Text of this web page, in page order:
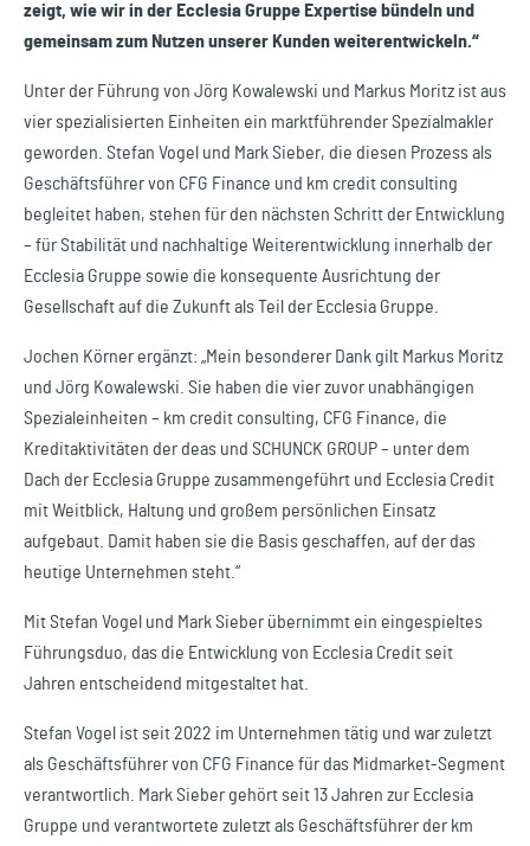
zeigt, wie wir in der Ecclesia Gruppe Expertise bündeln und
gemeinsam zum Nutzen unserer Kunden weiterentwickeln.“
Unter der Führung von Jörg Kowalewski und Markus Moritz ist aus
vier spezialisierten Einheiten ein marktführender Spezialmakler
geworden. Stefan Vogel und Mark Sieber, die diesen Prozess als
Geschäftsführer von CFG Finance und km credit consulting
begleitet haben, stehen für den nächsten Schritt der Entwicklung
– für Stabilität und nachhaltige Weiterentwicklung innerhalb der
Ecclesia Gruppe sowie die konsequente Ausrichtung der
Gesellschaft auf die Zukunft als Teil der Ecclesia Gruppe.
Jochen Körner ergänzt: „Mein besonderer Dank gilt Markus Moritz
und Jörg Kowalewski. Sie haben die vier zuvor unabhängigen
Spezialeinheiten – km credit consulting, CFG Finance, die
Kreditaktivitäten der deas und SCHUNCK GROUP – unter dem
Dach der Ecclesia Gruppe zusammengeführt und Ecclesia Credit
mit Weitblick, Haltung und großem persönlichen Einsatz
aufgebaut. Damit haben sie die Basis geschaffen, auf der das
heutige Unternehmen steht.“
Mit Stefan Vogel und Mark Sieber übernimmt ein eingespieltes
Führungsduo, das die Entwicklung von Ecclesia Credit seit
Jahren entscheidend mitgestaltet hat.
Stefan Vogel ist seit 2022 im Unternehmen tätig und war zuletzt
als Geschäftsführer von CFG Finance für das Midmarket-Segment
verantwortlich. Mark Sieber gehört seit 13 Jahren zur Ecclesia
Gruppe und verantwortete zuletzt als Geschäftsführer der km